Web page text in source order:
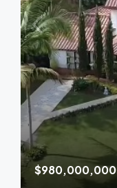
$980,000,000